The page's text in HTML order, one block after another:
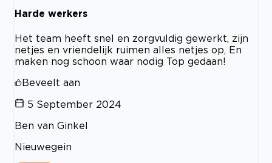
Harde werkers
Het team heeft snel en zorgvuldig gewerkt, zijn
netjes en vriendelijk ruimen alles netjes op, En
maken nog schoon waar nodig Top gedaan!
Beveelt aan
5 September 2024
Ben van Ginkel
Nieuwegein